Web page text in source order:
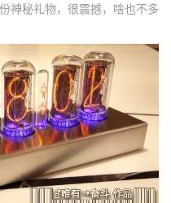
神秘礼物，很震撼，啥也不多